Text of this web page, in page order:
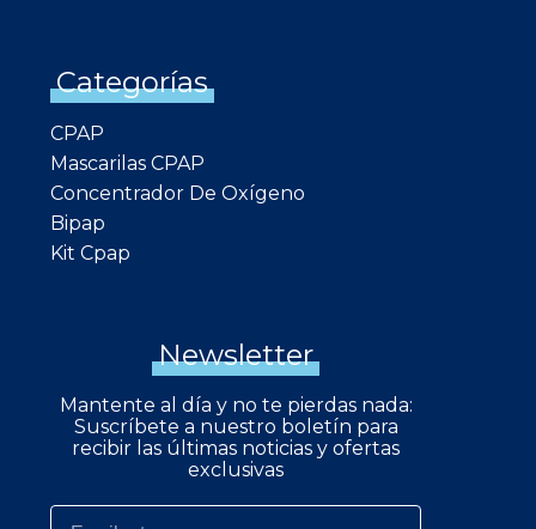
Categorías
CPAP
Mascarilas CPAP
Concentrador De Oxígeno
Bipap
Kit Cpap
Newsletter
Mantente al día y no te pierdas nada:
Suscríbete a nuestro boletín para
recibir las últimas noticias y ofertas
exclusivas